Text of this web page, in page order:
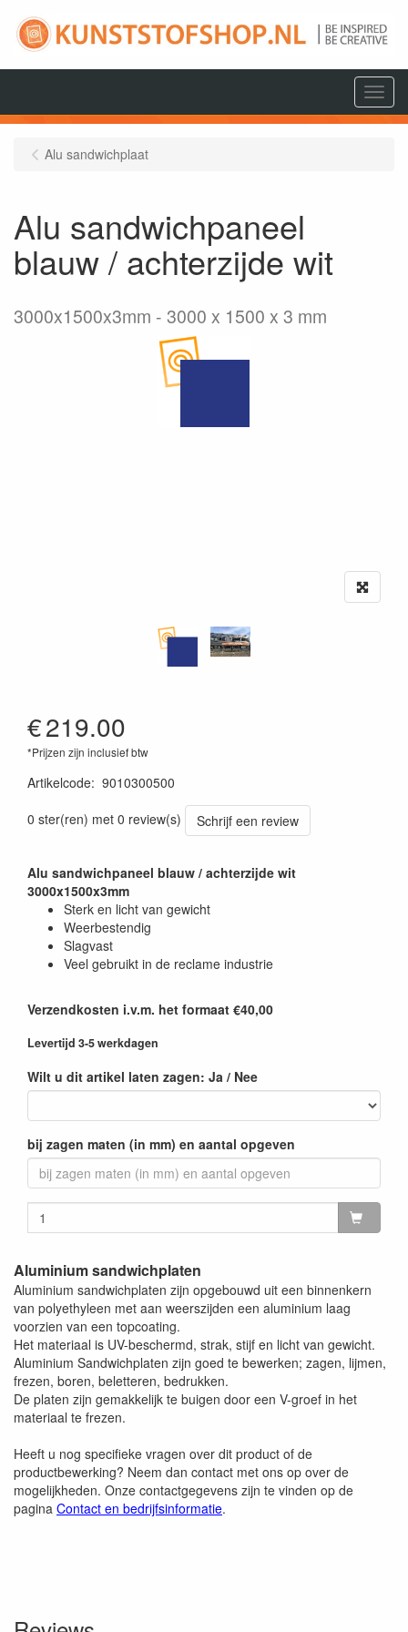
Menu
Alu sandwichplaat
Alu sandwichpaneel
blauw / achterzijde wit
3000x1500x3mm 3000 x 1500 x 3 mm
€219.00
*Prijzen zijn inclusief btw
Artikelcode: 9010300500
0 ster(ren) met 0 review(s)
Schrijf een review
Alu sandwichpaneel blauw / achterzijde wit
3000x1500x3mm
Sterk en licht van gewicht
Weerbestendig
Slagvast
Veel gebruikt in de reclame industrie
Verzendkosten i.v.m. het formaat €40,00
Levertijd 3-5 werkdagen
Wilt u dit artikel laten zagen: Ja / Nee
bij zagen maten (in mm) en aantal opgeven
Aluminium sandwichplaten
Aluminium sandwichplaten zijn opgebouwd uit een binnenkern
van polyethyleen met aan weerszijden een aluminium laag
voorzien van een topcoating.
Het materiaal is UV-beschermd, strak, stijf en licht van gewicht.
Aluminium Sandwichplaten zijn goed te bewerken; zagen, lijmen,
frezen, boren, beletteren, bedrukken.
De platen zijn gemakkelijk te buigen door een V-groef in het
materiaal te frezen.
Heeft u nog specifieke vragen over dit product of de
productbewerking? Neem dan contact met ons op over de
mogelijkheden. Onze contactgegevens zijn te vinden op de
pagina Contact en bedrijfsinformatie.